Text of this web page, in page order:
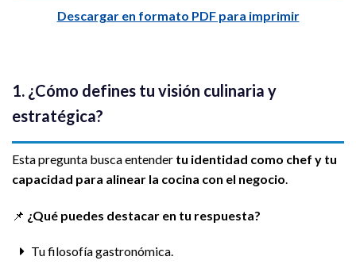
Descargar en formato PDF para imprimir
1. ¿Cómo defines tu visión culinaria y
estratégica?
Esta pregunta busca entender tu identidad como chef y tu
capacidad para alinear la cocina con el negocio.
📌 ¿Qué puedes destacar en tu respuesta?
Tu filosofía gastronómica.